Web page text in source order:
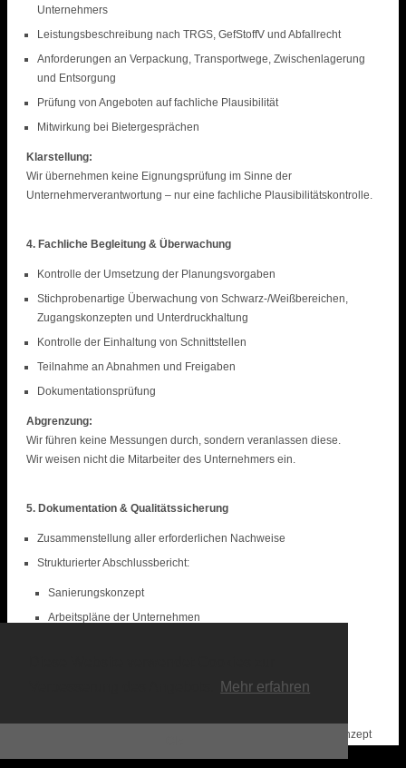
Mehr erfahren
Unternehmers
Leistungsbeschreibung nach TRGS, GefStoffV und Abfallrecht
Anforderungen an Verpackung, Transportwege, Zwischenlagerung
und Entsorgung
Prüfung von Angeboten auf fachliche Plausibilität
Mitwirkung bei Bietergesprächen
Klarstellung:
Wir übernehmen keine Eignungsprüfung im Sinne der
Unternehmerverantwortung – nur eine fachliche Plausibilitätskontrolle.
4. Fachliche Begleitung & Überwachung
Kontrolle der Umsetzung der Planungsvorgaben
Stichprobenartige Überwachung von Schwarz-/Weißbereichen,
Zugangskonzepten und Unterdruckhaltung
Kontrolle der Einhaltung von Schnittstellen
Teilnahme an Abnahmen und Freigaben
Dokumentationsprüfung
Abgrenzung:
Wir führen keine Messungen durch, sondern veranlassen diese.
Wir weisen nicht die Mitarbeiter des Unternehmers ein.
5. Dokumentation & Qualitätssicherung
Zusammenstellung aller erforderlichen Nachweise
Strukturierter Abschlussbericht:
Sanierungskonzept
Arbeitspläne der Unternehmen
Empfehlungen für spätere Nutzungs- und Instandhaltungskonzept